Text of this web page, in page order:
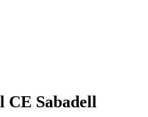
CE Sabadell